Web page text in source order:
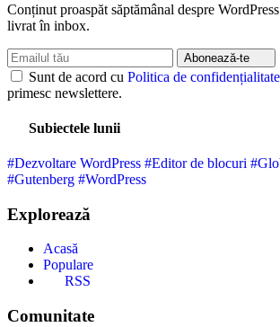
Conținut proaspăt săptămânal despre
livrat în inbox.
Abonează-te
Sunt de acord cu Politica de confidențialitate
primesc newslettere.
Subiectele lunii
#Dezvoltare WordPress #Editor de blocuri
#Gutenberg #WordPress
Explorează
Acasă
Populare
RSS
Comunitate